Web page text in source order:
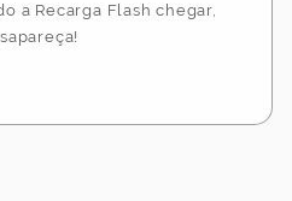
a Recarga Flash chegar,